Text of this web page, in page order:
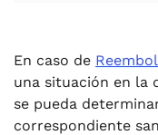
En caso de
una situación en la
se pueda
correspondiente